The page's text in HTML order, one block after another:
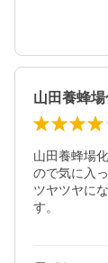
山田養蜂場
ので気に入
ツヤツヤに
す。